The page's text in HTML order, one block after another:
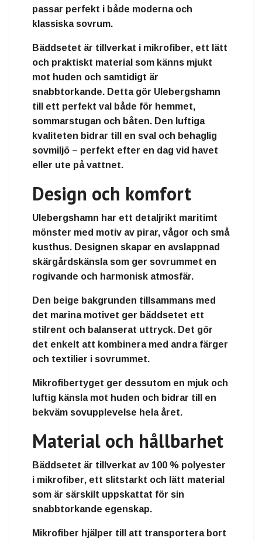
passar perfekt i både moderna och
klassiska sovrum.
Bäddsetet är tillverkat i mikrofiber, ett lätt
och praktiskt material som känns mjukt
mot huden och samtidigt är
snabbtorkande. Detta gör Ulebergshamn
till ett perfekt val både för hemmet,
sommarstugan och båten. Den luftiga
kvaliteten bidrar till en sval och behaglig
sovmiljö – perfekt efter en dag vid havet
eller ute på vattnet.
Design och komfort
Ulebergshamn har ett detaljrikt maritimt
mönster med motiv av pirar, vågor och små
kusthus. Designen skapar en avslappnad
skärgårdskänsla som ger sovrummet en
rogivande och harmonisk atmosfär.
Den beige bakgrunden tillsammans med
det marina motivet ger bäddsetet ett
stilrent och balanserat uttryck. Det gör
det enkelt att kombinera med andra färger
och textilier i sovrummet.
Mikrofibertyget ger dessutom en mjuk och
luftig känslamot huden och bidrar till en
bekväm sovupplevelse hela året.
Material och hållbarhet
Bäddsetet är tillverkat av 100 % polyester
i mikrofiber, ett slitstarkt och lätt material
som är särskilt uppskattat för sin
snabbtorkande egenskap.
Mikrofiber hjälper till att transportera bort